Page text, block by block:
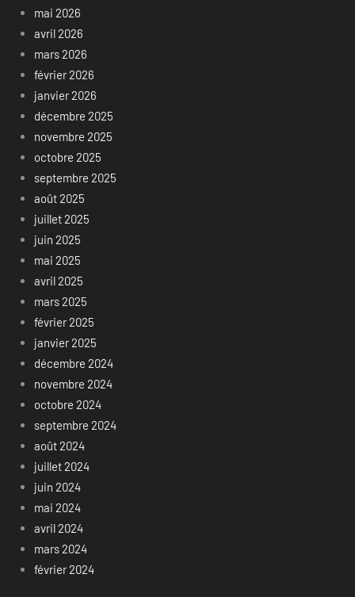
mai 2026
avril 2026
mars 2026
février 2026
janvier 2026
décembre 2025
novembre 2025
octobre 2025
septembre 2025
août 2025
juillet 2025
juin 2025
mai 2025
avril 2025
mars 2025
février 2025
janvier 2025
décembre 2024
novembre 2024
octobre 2024
septembre 2024
août 2024
juillet 2024
juin 2024
mai 2024
avril 2024
mars 2024
février 2024